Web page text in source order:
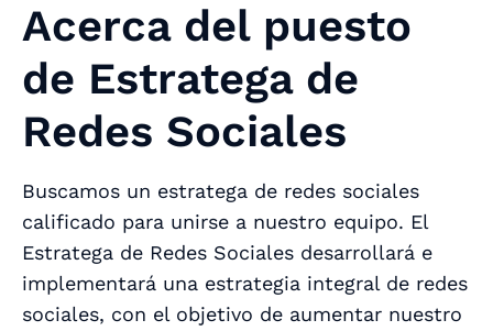
Acerca del puesto
de Estratega de
Redes Sociales
Buscamos un estratega de redes sociales
calificado para unirse a nuestro equipo. El
Estratega de Redes Sociales desarrollará e
implementará una estrategia integral de redes
sociales, con el objetivo de aumentar nuestro